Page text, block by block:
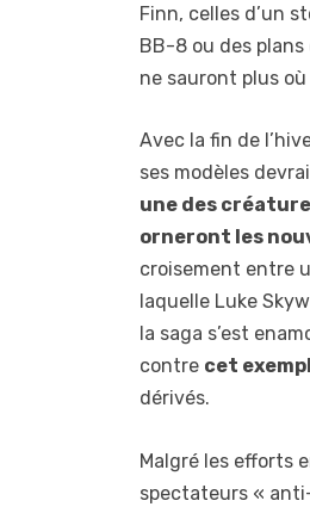
Finn, celles d’un
BB-8 ou des
ne sauront plus
Avec la fin de
ses modèles
une des
orneront les
croisement entre
laquelle Luke
la saga s’est
contre cet
dérivés.
Malgré les efforts
spectateurs «